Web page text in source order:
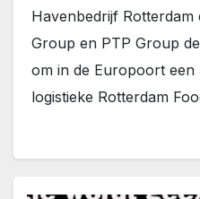
Havenbedrijf
Group en PTP Group
om in de Europoort
logistieke Rotterdam